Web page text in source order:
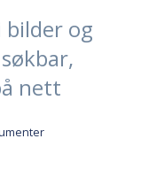
og
nett